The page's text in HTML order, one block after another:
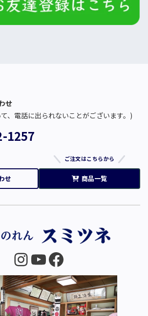
せ
、電話に出られないことがございます。)
1257
せ
ご注文はこちらから
商品一覧